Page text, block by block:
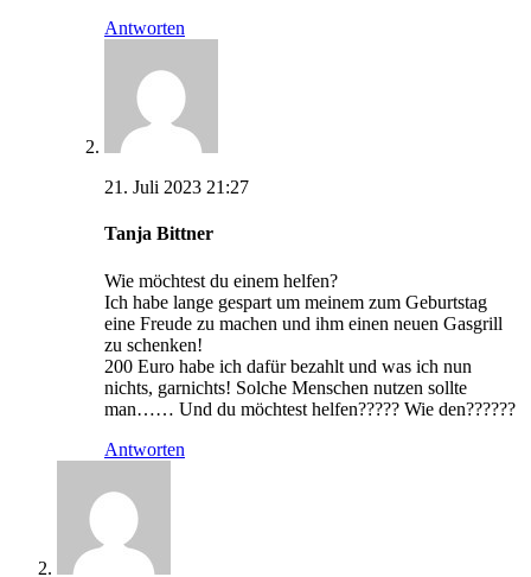
Antworten
21. Juli 2023 21:27
Tanja Bittner
Wie möchtest du einem helfen?
Ich habe lange gespart um meinem zum Geburtstag
eine Freude zu machen und ihm einen neuen Gasgrill
zu schenken!
200 Euro habe ich dafür bezahlt und was ich nun
nichts, garnichts! Solche Menschen nutzen sollte
man…… Und du möchtest helfen????? Wie den??????
Antworten